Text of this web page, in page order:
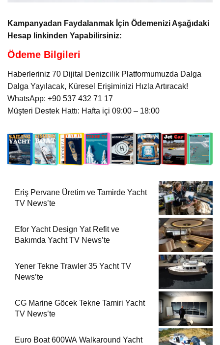
Kampanyadan Faydalanmak İçin Ödemenizi Aşağıdaki
Hesap linkinden Yapabilirsiniz:
Ödeme Bilgileri
Haberleriniz 70 Dijital Denizcilik Platformumuzda Dalga
Dalga Yayılacak, Küresel Erişiminizi Hızla Artıracak!
WhatsApp: +90 537 432 71 17
Müşteri Destek Hattı: Hafta içi 09:00 – 18:00
Eriş Pervane Üretim ve Tamirde Yacht
TV News’te
Efor Yacht Design Yat Refit ve
Bakımda Yacht TV News’te
Yener Tekne Trawler 35 Yacht TV
News’te
CG Marine Göcek Tekne Tamiri Yacht
TV News’te
Euro Boat 600WA Walkaround Yacht